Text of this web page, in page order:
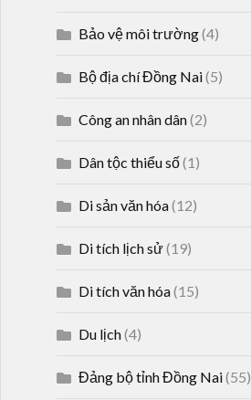
Bảo vệ môi trường(4)
Bộ địa chí Đồng Nai(5)
Công an nhân dân(2)
Dân tộc thiểu số(1)
Di sản văn hóa(12)
Di tích lịch sử(19)
Di tích văn hóa(15)
Du lịch(4)
Đảng bộ tỉnh Đồng Nai(55)